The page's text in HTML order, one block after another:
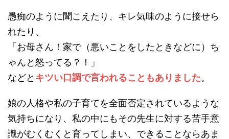
愚痴のように聞こえたり、キレ気味のように接せら
れたり、
「お母さん！家で（悪いことをしたときなどに）ち
ゃんと怒ってる？！」
などと キツい口調で言われることもありました。
娘の人格や私の子育てを全面否定されているような
気持ちになり、私の中にもその先生に対する苦手意
識がむくむくと育ってしまい、できることならあま